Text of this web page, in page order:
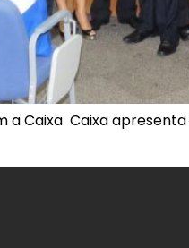
Caixa Caixa